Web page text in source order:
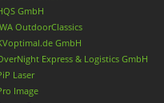
GmbH
OutdoorClassics
GmbH
Express & Logistics GmbH
Laser
Image